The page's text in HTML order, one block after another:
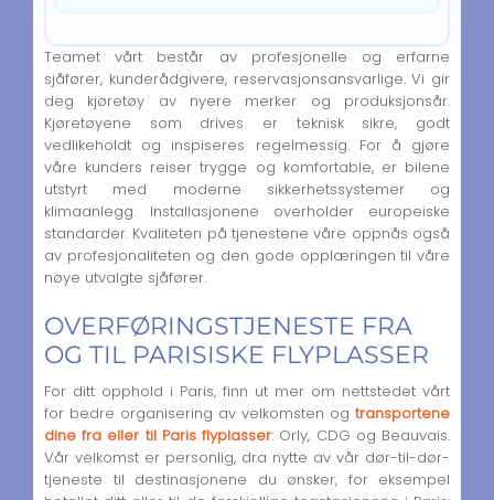
Teamet vårt består av profesjonelle og erfarne
sjåfører, kunderådgivere, reservasjonsansvarlige. Vi gir
deg kjøretøy av nyere merker og produksjonsår.
Kjøretøyene som drives er teknisk sikre, godt
vedlikeholdt og inspiseres regelmessig. For å gjøre
våre kunders reiser trygge og komfortable, er bilene
utstyrt med moderne sikkerhetssystemer og
klimaanlegg. Installasjonene overholder europeiske
standarder. Kvaliteten på tjenestene våre oppnås også
av profesjonaliteten og den gode opplæringen til våre
nøye utvalgte sjåfører.
OVERFØRINGSTJENESTE FRA
OG TIL PARISISKE FLYPLASSER
For ditt opphold i Paris, finn ut mer om nettstedet vårt
for bedre organisering av velkomsten og transportene
dine fra eller til Paris flyplasser: Orly, CDG og Beauvais.
Vår velkomst er personlig, dra nytte av vår dør-til-dør-
tjeneste til destinasjonene du ønsker, for eksempel